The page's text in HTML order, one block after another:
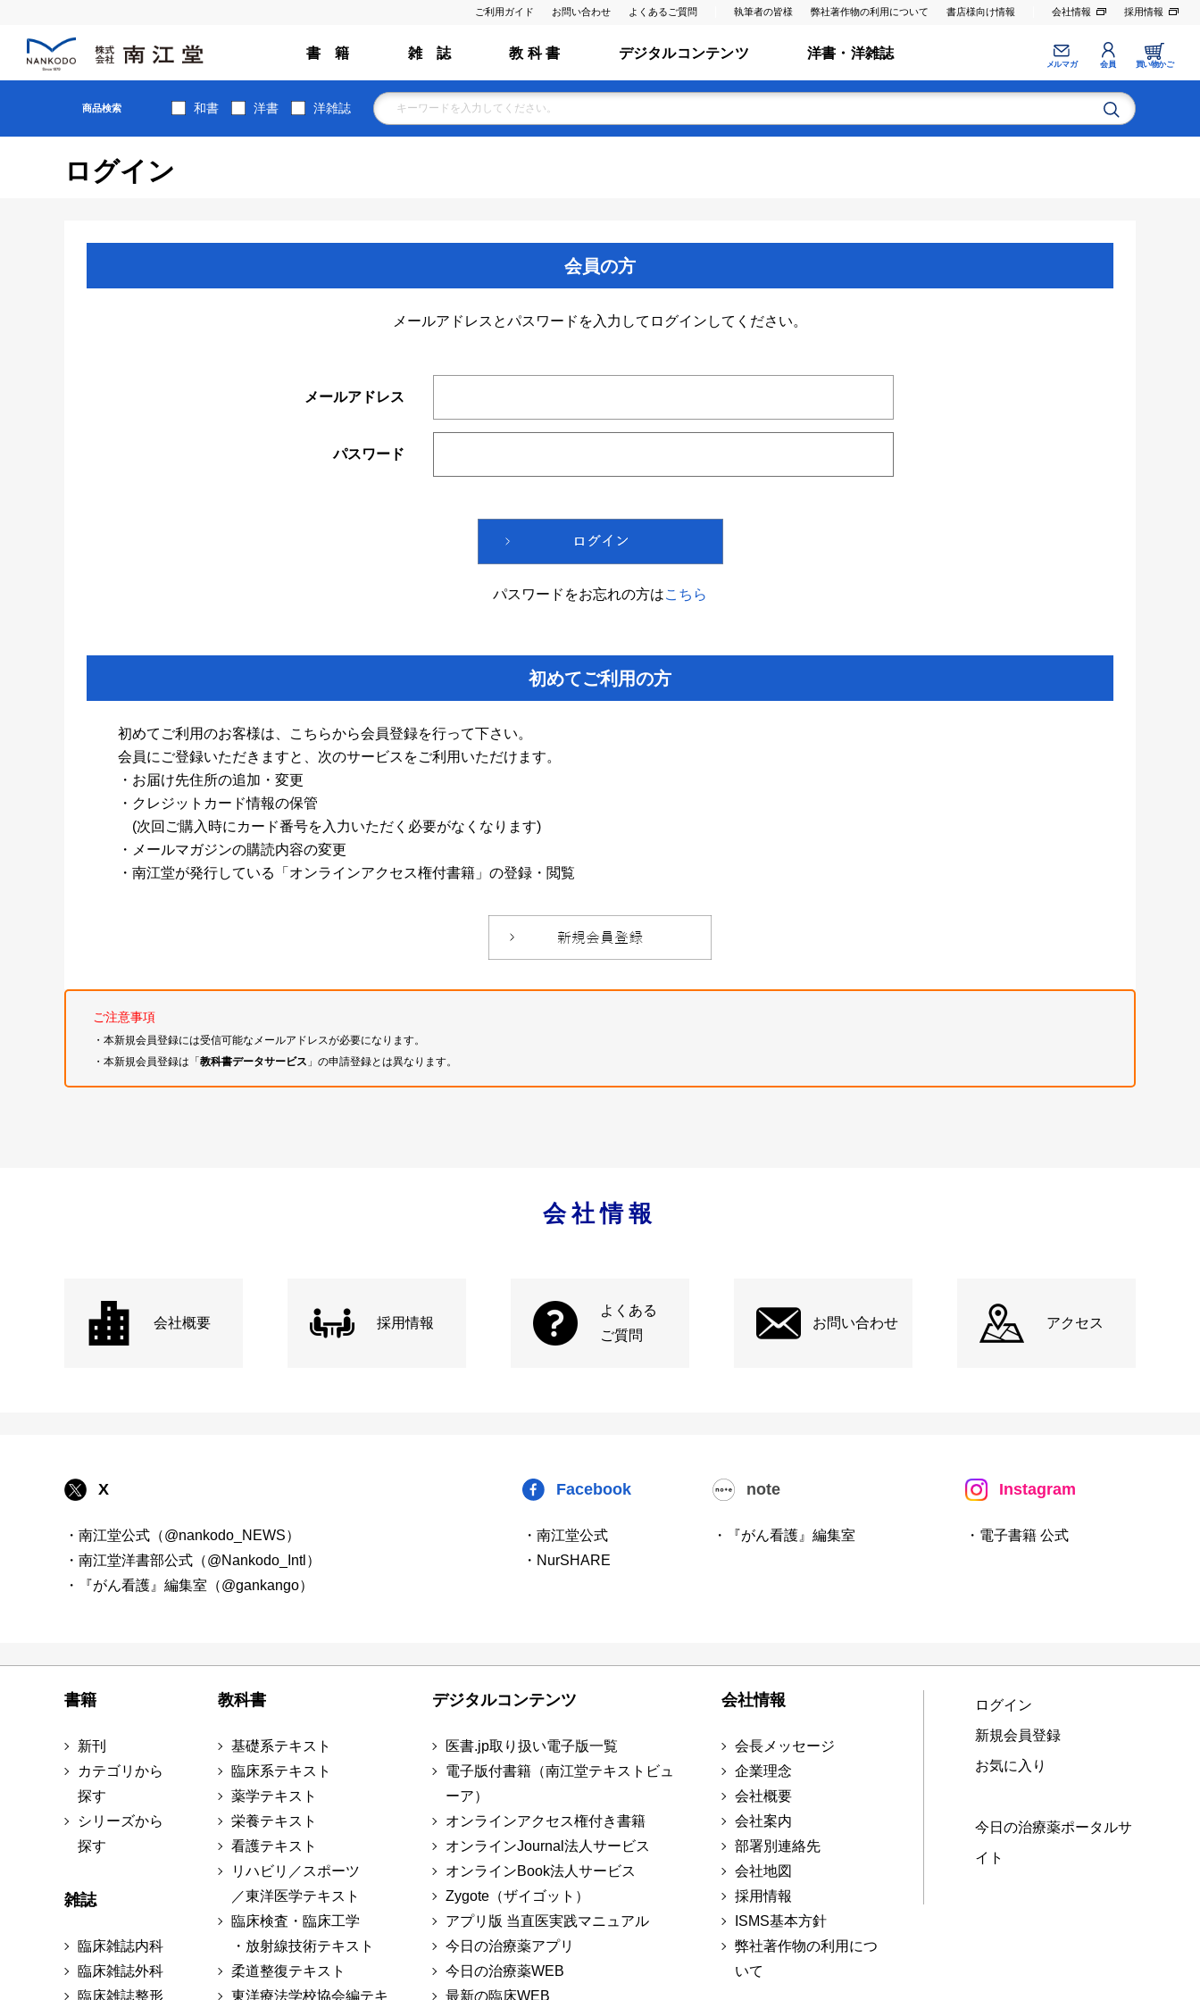
ご利用ガイド お問い合わせ よくあるご質問 執筆者の皆様 弊社著作物の利用について 書店様向け情報 会社情報 採用情報
書 籍 雑 誌 教 科 書 デジタルコンテンツ 洋書・洋雑誌
メルマガ 会員 買い物かご
商品検索 和書 洋書 洋雑誌
ログイン
会員の方
メールアドレスとパスワードを入力してログインしてください。
メールアドレス
パスワード
パスワードをお忘れの方はこちら
初めてご利用の方
初めてご利用のお客様は、こちらから会員登録を行って下さい。
会員にご登録いただきますと、次のサービスをご利用いただけます。
・お届け先住所の追加・変更
・クレジットカード情報の保管
(次回ご購入時にカード番号を入力いただく必要がなくなります)
・メールマガジンの購読内容の変更
・南江堂が発行している「オンラインアクセス権付書籍」の登録・閲覧
ご注意事項
・本新規会員登録には受信可能なメールアドレスが必要になります。
・本新規会員登録は「教科書データサービス 」の申請登録とは異なります。
会社情報
会社概要 採用情報
よくある
ご質問
お問い合わせ アクセス
X
・南江堂公式（@nankodo_NEWS）
・南江堂洋書部公式（@Nankodo_Intl）
・『がん看護』編集室（@gankango）
Facebook
・南江堂公式
・NurSHARE
note
・『がん看護』編集室
Instagram
・電子書籍 公式
書籍
新刊
カテゴリから
探す
シリーズから
探す
雑誌
臨床雑誌内科
臨床雑誌外科
臨床雑誌整形
教科書
基礎系テキスト
臨床系テキスト
薬学テキスト
栄養テキスト
看護テキスト
リハビリ／スポーツ
／東洋医学テキスト
臨床検査・臨床工学
・放射線技術テキスト
柔道整復テキスト
東洋療法学校協会編テキ
デジタルコンテンツ
医書.jp取り扱い電子版一覧
電子版付書籍（南江堂テキストビュ
ーア）
オンラインアクセス権付き書籍
オンラインJournal法人サービス
オンラインBook法人サービス
Zygote（ザイゴット）
アプリ版 当直医実践マニュアル
今日の治療薬アプリ
今日の治療薬WEB
最新の臨床WEB
会社情報
会長メッセージ
企業理念
会社概要
会社案内
部署別連絡先
会社地図
採用情報
ISMS基本方針
弊社著作物の利用につ
いて
ログイン
新規会員登録
お気に入り
今日の治療薬ポータルサ
イト